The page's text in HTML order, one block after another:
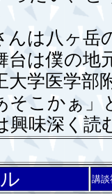
は八ヶ岳
台は僕の地
大学医学部
そこかぁ」
興味深く
講談